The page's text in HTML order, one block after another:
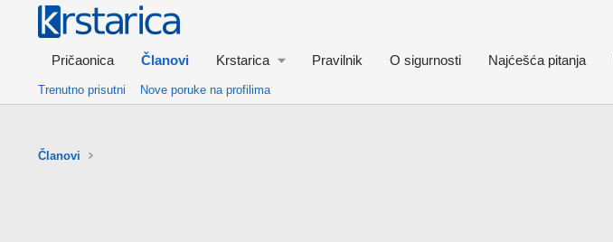
Pričaonica Članovi Krstarica Pravilnik O sigurnosti Najćešća pitanja
Trenutno prisutni Nove poruke na profilima
Članovi